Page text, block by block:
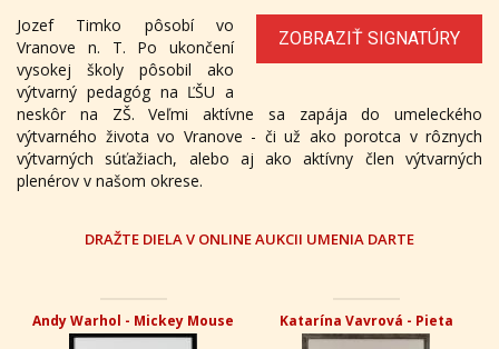
ZOBRAZIŤ SIGNATÚRY
Jozef Timko pôsobí vo
Vranove n. T. Po ukončení
vysokej školy pôsobil ako
výtvarný pedagóg na ĽŠU a
neskôr na ZŠ. Veľmi aktívne sa zapája do umeleckého
výtvarného života vo Vranove - či už ako porotca v rôznych
výtvarných súťažiach, alebo aj ako aktívny člen výtvarných
plenérov v našom okrese.
DRAŽTE DIELA V ONLINE AUKCII UMENIA DARTE
Andy Warhol - Mickey Mouse Katarína Vavrová - Pieta